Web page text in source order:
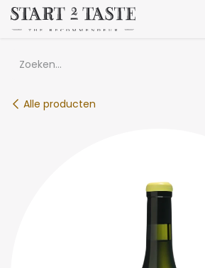
Overslaan naar inhoud
Alle producten